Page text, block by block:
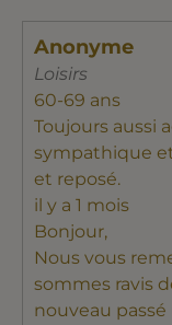
Anonyme
Loisirs
60-69 ans
Toujours aussi
sympathique
et reposé.
il y a 1 mois
Bonjour,
Nous vous
sommes ravis
nouveau